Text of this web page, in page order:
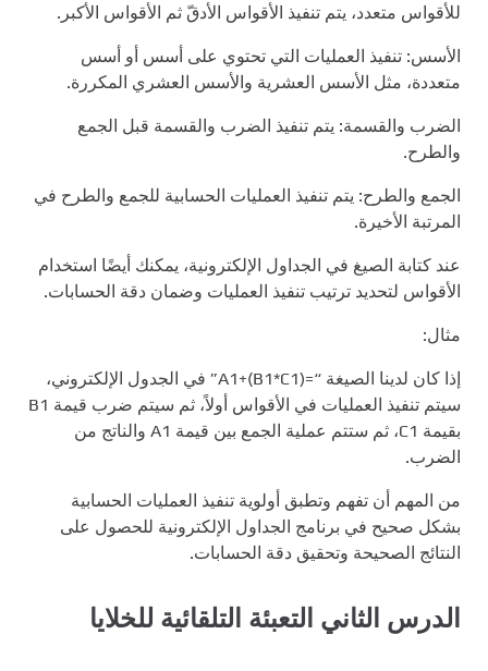
للأقواس متعدد، يتم تنفيذ الأقواس الأدقّ ثم الأقواس الأكبر.
الأسس: تنفيذ العمليات التي تحتوي على أسس أو أسس
متعددة، مثل الأسس العشرية والأسس العشري المكررة.
الضرب والقسمة: يتم تنفيذ الضرب والقسمة قبل الجمع
والطرح.
الجمع والطرح: يتم تنفيذ العمليات الحسابية للجمع والطرح في
المرتبة الأخيرة.
عند كتابة الصيغ في الجداول الإلكترونية، يمكنك أيضًا استخدام
الأقواس لتحديد ترتيب تنفيذ العمليات وضمان دقة الحسابات.
مثال:
إذا كان لدينا الصيغة “=A1+(B1*C1)” في الجدول الإلكتروني،
سيتم تنفيذ العمليات في الأقواس أولاً، ثم سيتم ضرب قيمة B1
بقيمة C1، ثم ستتم عملية الجمع بين قيمة A1 والناتج من
الضرب.
من المهم أن تفهم وتطبق أولوية تنفيذ العمليات الحسابية
بشكل صحيح في برنامج الجداول الإلكترونية للحصول على
النتائج الصحيحة وتحقيق دقة الحسابات.
الدرس الثاني التعبئة التلقائية للخلايا